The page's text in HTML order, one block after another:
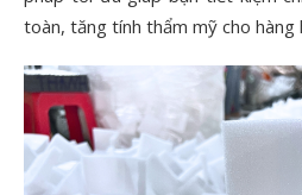
toàn, tăng tính thẩm mỹ cho hàng